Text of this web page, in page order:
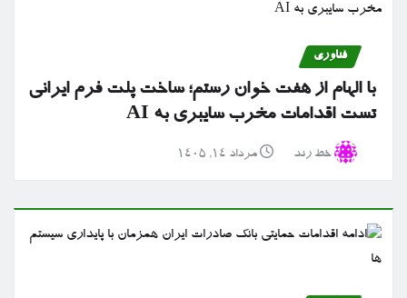
فناوری
با الهام از هفت خوان رستم؛ ساخت پلت فرم ایرانی
تست اقدامات مخرب سایبری به AI
خط رند مرداد ۱۴, ۱۴۰۵